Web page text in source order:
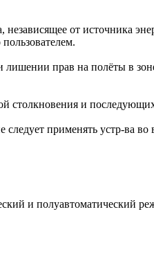
независящее от
прав на полёты в
столкновения и
применять устр-ва во
и полуавтоматический